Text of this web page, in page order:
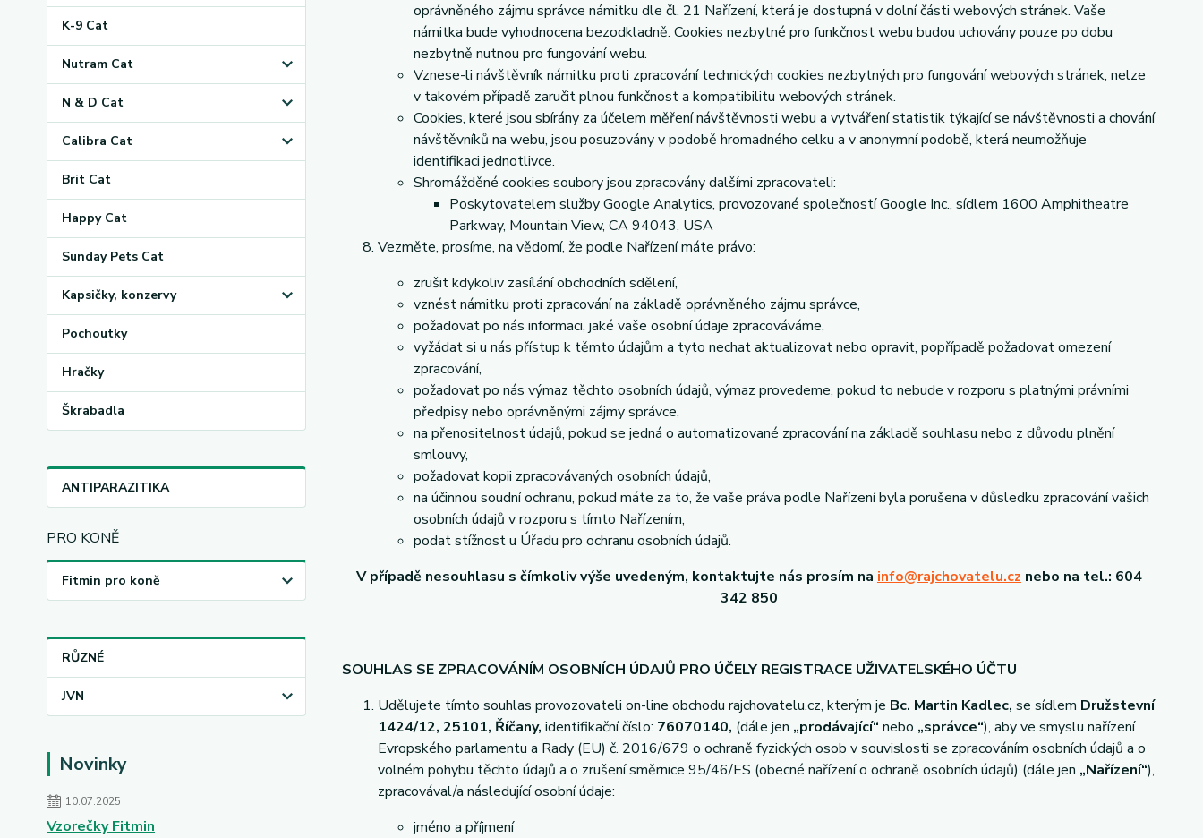
K-9 Cat
Nutram Cat
N & D Cat
Calibra Cat
Brit Cat
Happy Cat
Sunday Pets Cat
Kapsičky, konzervy
Pochoutky
Hračky
Škrabadla
ANTIPARAZITIKA
PRO KONĚ
Fitmin pro koně
RŮZNÉ
JVN
Novinky
10.07.2025
Vzorečky Fitmin
oprávněného zájmu správce námitku dle čl. 21 Nařízení, která je dostupná v dolní části webových stránek. Vaše
námitka bude vyhodnocena bezodkladně. Cookies nezbytné pro funkčnost webu budou uchovány pouze po dobu
nezbytně nutnou pro fungování webu.
Vznese-li návštěvník námitku proti zpracování technických cookies nezbytných pro fungování webových stránek, nelze
v takovém případě zaručit plnou funkčnost a kompatibilitu webových stránek.
Cookies, které jsou sbírány za účelem měření návštěvnosti webu a vytváření statistik týkající se návštěvnosti a chování
návštěvníků na webu, jsou posuzovány v podobě hromadného celku a v anonymní podobě, která neumožňuje
identifikaci jednotlivce.
Shromážděné cookies soubory jsou zpracovány dalšími zpracovateli:
Poskytovatelem služby Google Analytics, provozované společností Google Inc., sídlem 1600 Amphitheatre
Parkway, Mountain View, CA 94043, USA
Vezměte, prosíme, na vědomí, že podle Nařízení máte právo:
zrušit kdykoliv zasílání obchodních sdělení,
vznést námitku proti zpracování na základě oprávněného zájmu správce,
požadovat po nás informaci, jaké vaše osobní údaje zpracováváme,
vyžádat si u nás přístup k těmto údajům a tyto nechat aktualizovat nebo opravit, popřípadě požadovat omezení
zpracování,
požadovat po nás výmaz těchto osobních údajů, výmaz provedeme, pokud to nebude v rozporu s platnými právními
předpisy nebo oprávněnými zájmy správce,
na přenositelnost údajů, pokud se jedná o automatizované zpracování na základě souhlasu nebo z důvodu plnění
smlouvy,
požadovat kopii zpracovávaných osobních údajů,
na účinnou soudní ochranu, pokud máte za to, že vaše práva podle Nařízení byla porušena v důsledku zpracování vašich
osobních údajů v rozporu s tímto Nařízením,
podat stížnost u Úřadu pro ochranu osobních údajů.
V případě nesouhlasu s čímkoliv výše uvedeným, kontaktujte nás prosím na info@rajchovatelu.cz nebo na tel.: 604
342 850
SOUHLAS SE ZPRACOVÁNÍM OSOBNÍCH ÚDAJŮ PRO ÚČELY REGISTRACE UŽIVATELSKÉHO ÚČTU
Udělujete tímto souhlas provozovateli on-line obchodu rajchovatelu.cz, kterým je Bc. Martin Kadlec, se sídlem Družstevní
1424/12, 25101, Říčany, identifikační číslo: 76070140, (dále jen „prodávající“ nebo „správce“), aby ve smyslu nařízení
Evropského parlamentu a Rady (EU) č. 2016/679 o ochraně fyzických osob v souvislosti se zpracováním osobních údajů a o
volném pohybu těchto údajů a o zrušení směrnice 95/46/ES (obecné nařízení o ochraně osobních údajů) (dále jen „Nařízení“),
zpracovával/a následující osobní údaje:
jméno a příjmení